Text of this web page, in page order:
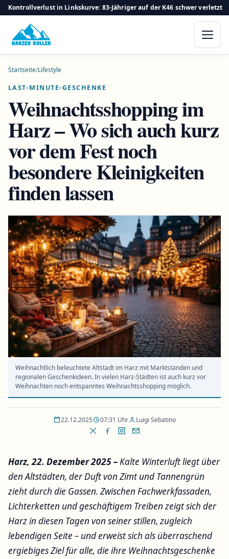
Kontrollverlust in Linkskurve: 83-Jähriger auf der K46 schwer verletzt
Startseite/Lifestyle
LAST-MINUTE-GESCHENKE
Weihnachtsshopping im
Harz – Wo sich auch kurz
vor dem Fest noch
besondere Kleinigkeiten
finden lassen
Weihnachtlich beleuchtete Altstadt im Harz mit Marktständen und
regionalen Geschenkideen. In vielen Harz-Städten ist auch kurz vor
Weihnachten noch entspanntes Weihnachtsshopping möglich.
22.12.2025 07:31 Uhr Luigi Sebatino
Harz, 22. Dezember 2025 –Kalte Winterluft liegt über
den Altstädten, der Duft von Zimt und Tannengrün
zieht durch die Gassen. Zwischen Fachwerkfassaden,
Lichterketten und geschäftigem Treiben zeigt sich der
Harz in diesen Tagen von seiner stillen, zugleich
lebendigen Seite – und erweist sich als überraschend
ergiebiges Ziel für alle, die ihre Weihnachtsgeschenke